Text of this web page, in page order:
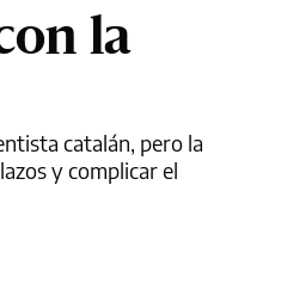
la
catalán, pero la
y complicar el